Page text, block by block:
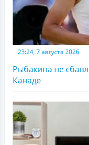
23:24, 7 августа 2026
Рыбакина не
Канаде